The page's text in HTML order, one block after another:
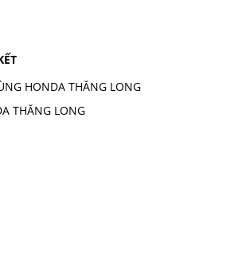
HONDA THĂNG LONG
THĂNG LONG